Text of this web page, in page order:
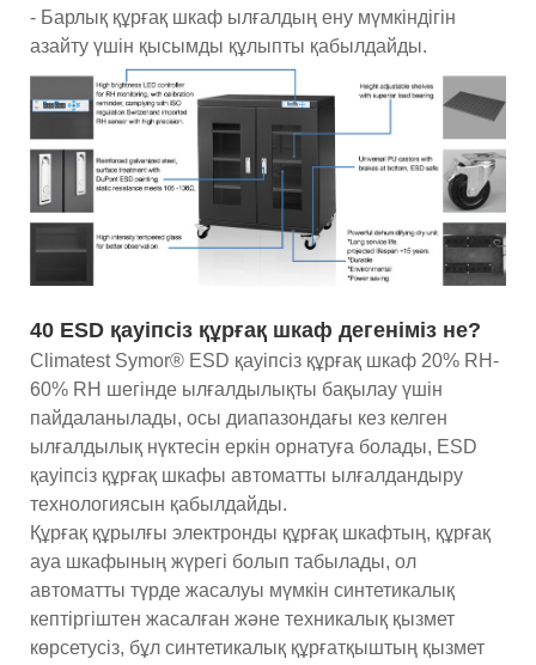
- Барлық құрғақ шкаф ылғалдың ену мүмкіндігін
азайту үшін қысымды құлыпты қабылдайды.
40 ESD қауіпсіз құрғақ шкаф дегеніміз не?
Climatest Symor® ESD қауіпсіз құрғақ шкаф 20% RH-
60% RH шегінде ылғалдылықты бақылау үшін
пайдаланылады, осы диапазондағы кез келген
ылғалдылық нүктесін еркін орнатуға болады, ESD
қауіпсіз құрғақ шкафы автоматты ылғалдандыру
технологиясын қабылдайды.
Құрғақ құрылғы электронды құрғақ шкафтың, құрғақ
ауа шкафының жүрегі болып табылады, ол
автоматты түрде жасалуы мүмкін синтетикалық
кептіргіштен жасалған және техникалық қызмет
көрсетусіз, бұл синтетикалық құрғатқыштың қызмет